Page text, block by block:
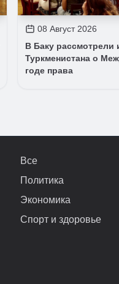
08 Август 2026
В Баку рассмотрели
Туркменистана о
годе права
Все
Политика
Экономика
Спорт и здоровье